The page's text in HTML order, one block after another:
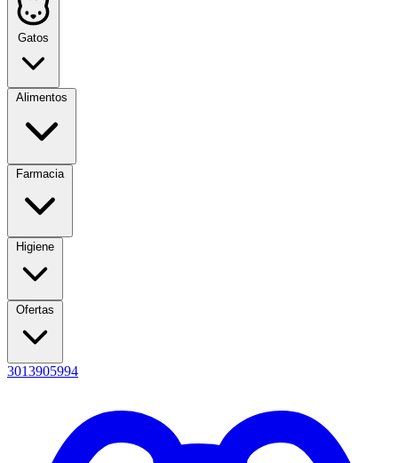
Gatos
Alimentos
Farmacia
Higiene
Ofertas
3013905994